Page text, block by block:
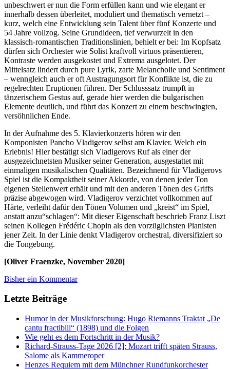
unbeschwert er nun die Form erfüllen kann und wie elegant er
innerhalb dessen überleitet, moduliert und thematisch vernetzt –
kurz, welch eine Entwicklung sein Talent über fünf Konzerte und
54 Jahre vollzog. Seine Grundideen, tief verwurzelt in den
klassisch-romantischen Traditionslinien, behielt er bei: Im Kopfsatz
dürfen sich Orchester wie Solist kraftvoll virtuos präsentieren,
Kontraste werden ausgekostet und Extrema ausgelotet. Der
Mittelsatz lindert durch pure Lyrik, zarte Melancholie und Sentiment
– wenngleich auch er oft Austragungsort für Konflikte ist, die zu
regelrechten Eruptionen führen. Der Schlusssatz trumpft in
tänzerischem Gestus auf, gerade hier werden die bulgarischen
Elemente deutlich, und führt das Konzert zu einem beschwingten,
versöhnlichen Ende.
In der Aufnahme des 5. Klavierkonzerts hören wir den
Komponisten Pancho Vladigerov selbst am Klavier. Welch ein
Erlebnis! Hier bestätigt sich Vladigerovs Ruf als einer der
ausgezeichnetsten Musiker seiner Generation, ausgestattet mit
einmaligen musikalischen Qualitäten. Bezeichnend für Vladigerovs
Spiel ist die Kompaktheit seiner Akkorde, von denen jeder Ton
eigenen Stellenwert erhält und mit den anderen Tönen des Griffs
präzise abgewogen wird. Vladigerov verzichtet vollkommen auf
Härte, verleiht dafür den Tönen Volumen und „kreist“ im Spiel,
anstatt anzu“schlagen“: Mit dieser Eigenschaft beschrieb Franz Liszt
seinen Kollegen Frédéric Chopin als den vorzüglichsten Pianisten
jener Zeit. In der Linie denkt Vladigerov orchestral, diversifiziert so
die Tongebung.
[Oliver Fraenzke, November 2020]
Bisher ein Kommentar
Letzte Beiträge
Humor in der Musikforschung: Hugo Riemanns Traktat „De
cantu fractibili“ (1898) und die Folgen
Wie geht es dem Fortschritt in der Musik?
Richard-Strauss-Tage 2026 [2]: Mozart trifft späten Strauss,
Salome als Kammeroper
Henzes Requiem mit dem Münchner Rundfunkorchester